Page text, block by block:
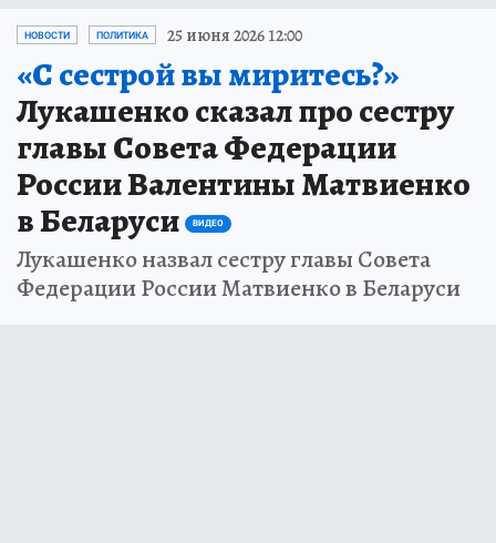
НОВОСТИ ПОЛИТИКА 25 июня 2026 12:00
«С сестрой вы миритесь?»
Лукашенко сказал про сестру
главы Совета Федерации
России Валентины Матвиенко
в Беларуси
ВИДЕО
Лукашенко назвал сестру главы Совета
Федерации России Матвиенко в Беларуси